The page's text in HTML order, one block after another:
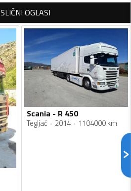
SLIČNI OGLASI
Scania - R 450
Tegljač 2014 1104000 km